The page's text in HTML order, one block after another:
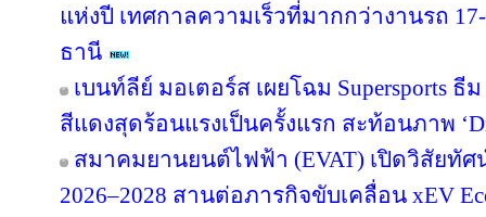
แห่งปี เทศกาลความเร็วที่มากกว่างานรถ
ธานี
เบนท์ลีย์ มอเตอร์ส เผยโฉม Supersports ธีม
สีแดงสุดร้อนแรงเป็นครั้งแรก สะท้อนภาพ
สมาคมยานยนต์ไฟฟ้า (EVAT) เปิดวิสัยทัศ
2026–2028 สานต่อภารกิจขับเคลื่อน xEV